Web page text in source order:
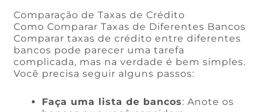
Comparação de Taxas de Crédito
Como Comparar Taxas de Diferentes Bancos
Comparar taxas de crédito entre diferentes
bancos pode parecer uma tarefa
complicada, mas na verdade é bem simples.
Você precisa seguir alguns passos:
Faça uma lista de bancos: Anote os